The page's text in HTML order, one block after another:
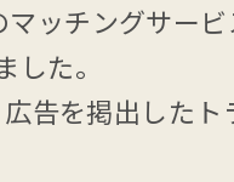
ッチングサー
た。
告を掲出したト